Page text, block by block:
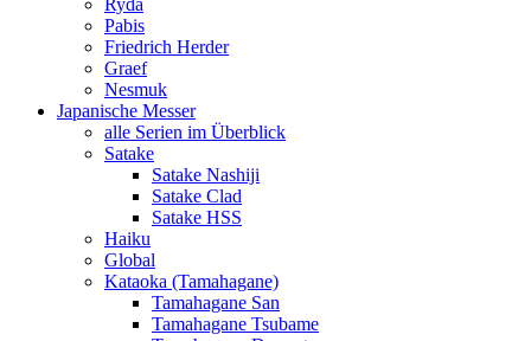
Ryda
Pabis
Friedrich Herder
Graef
Nesmuk
Japanische Messer
alle Serien im Überblick
Satake
Satake Nashiji
Satake Clad
Satake HSS
Haiku
Global
Kataoka (Tamahagane)
Tamahagane San
Tamahagane Tsubame